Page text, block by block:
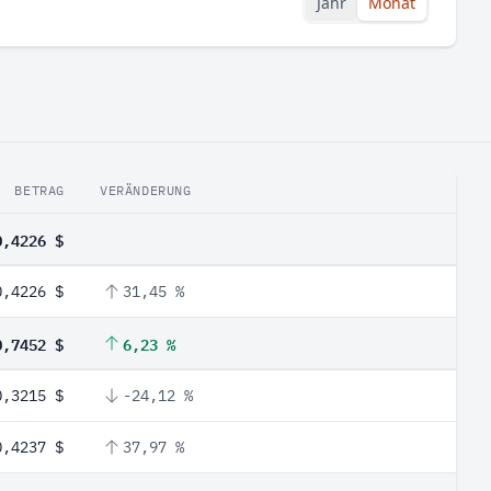
BETRAG VERÄNDERUNG
$
$ 31,45 %
$ 6,23 %
$ -24,12 %
$ 37,97 %